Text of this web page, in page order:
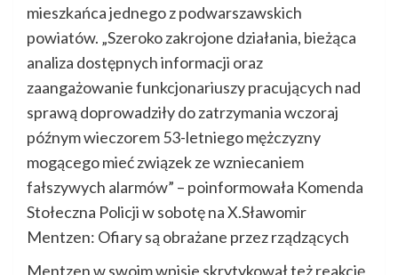
mieszkańca jednego z podwarszawskich
powiatów. „Szeroko zakrojone działania, bieżąca
analiza dostępnych informacji oraz
zaangażowanie funkcjonariuszy pracujących nad
sprawą doprowadziły do zatrzymania wczoraj
późnym wieczorem 53-letniego mężczyzny
mogącego mieć związek ze wzniecaniem
fałszywych alarmów” – poinformowała Komenda
Stołeczna Policji w sobotę na X.Sławomir
Mentzen: Ofiary są obrażane przez rządzących
Mentzen w swoim wpisie skrytykował też reakcję